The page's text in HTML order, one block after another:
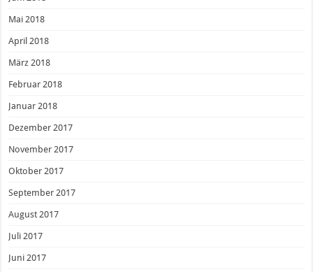
Mai 2018
April 2018
März 2018
Februar 2018
Januar 2018
Dezember 2017
November 2017
Oktober 2017
September 2017
August 2017
Juli 2017
Juni 2017